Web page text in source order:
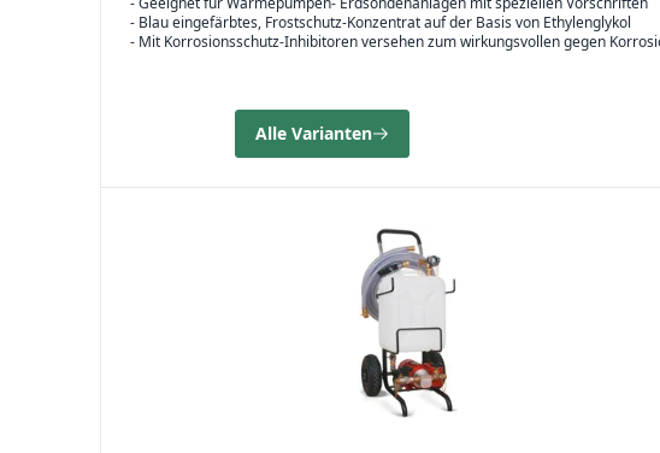
- Blau eingefärbtes, Frostschutz-Konzentrat auf der Basis von Ethylenglykol
- Mit Korrosionsschutz-Inhibitoren versehen zum wirkungsvollen gegen
Alle Varianten